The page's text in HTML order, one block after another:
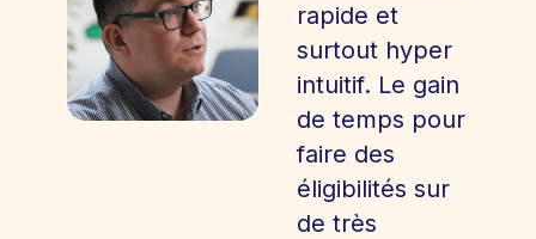
rapide et
surtout hyper
intuitif. Le gain
de temps pour
faire des
éligibilités sur
de très